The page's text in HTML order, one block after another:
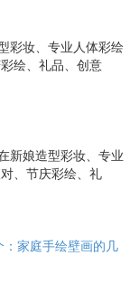
彩妆、专业人体彩绘
绘、礼品、创意
新娘造型彩妆、专业
、节庆彩绘、礼
：家庭手绘壁画的几